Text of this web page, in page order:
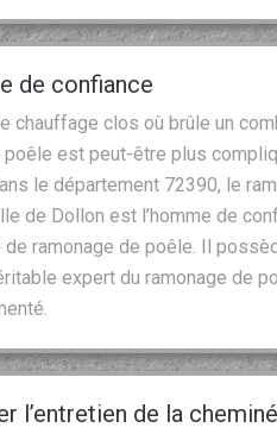
de confiance
chauffage clos où brûle un
est peut-être plus
le département 72390, le
de Dollon est l’homme de
ramonage de poêle. Il
expert du ramonage de
l’entretien de la